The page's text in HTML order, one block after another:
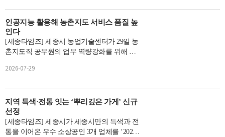
인공지능 활용해 농촌지도 서비스 품질 높
인다
[세종타임즈] 세종시 농업기술센터가 29일 농
촌지도직 공무원의 업무 역량강화를 위해 생
2026-07-29
지역 특색·전통 잇는 ‘뿌리깊은 가게’ 신규
선정
[세종타임즈] 세종시가 세종시만의 특색과 전
통을 이어온 우수 소상공인 3개 업체를 ‘2026